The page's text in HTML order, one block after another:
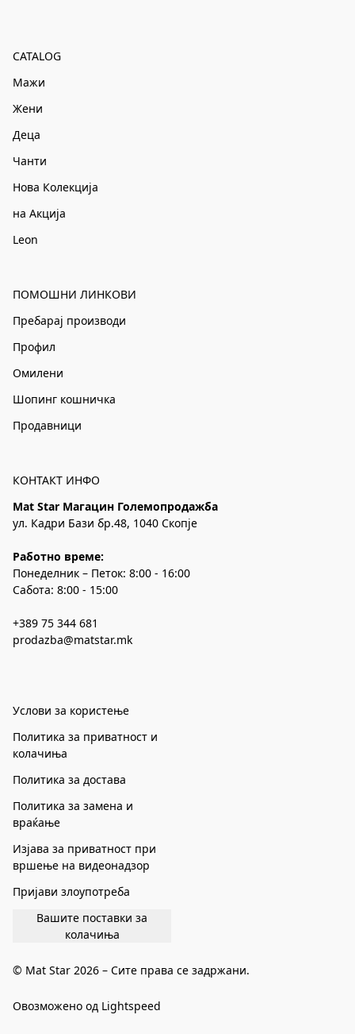
CATALOG
Мажи
Жени
Деца
Чанти
Нова Колекција
на Акција
Leon
ПОМОШНИ ЛИНКОВИ
Пребарај производи
Профил
Омилени
Шопинг кошничка
Продавници
КОНТАКТ ИНФО
Mat Star Магацин Големопродажба
ул. Кадри Бази бр.48, 1040 Скопје
Работно време:
Понеделник – Петок: 8:00 - 16:00
Сабота: 8:00 - 15:00
+389 75 344 681
prodazba@matstar.mk
Услови за користење
Политика за приватност и
колачиња
Политика за достава
Политика за замена и
враќање
Изјава за приватност при
вршење на видеонадзор
Пријави злоупотреба
Вашите поставки за
колачиња
© Mat Star 2026 – Сите права се задржани.
Овозможено од Lightspeed